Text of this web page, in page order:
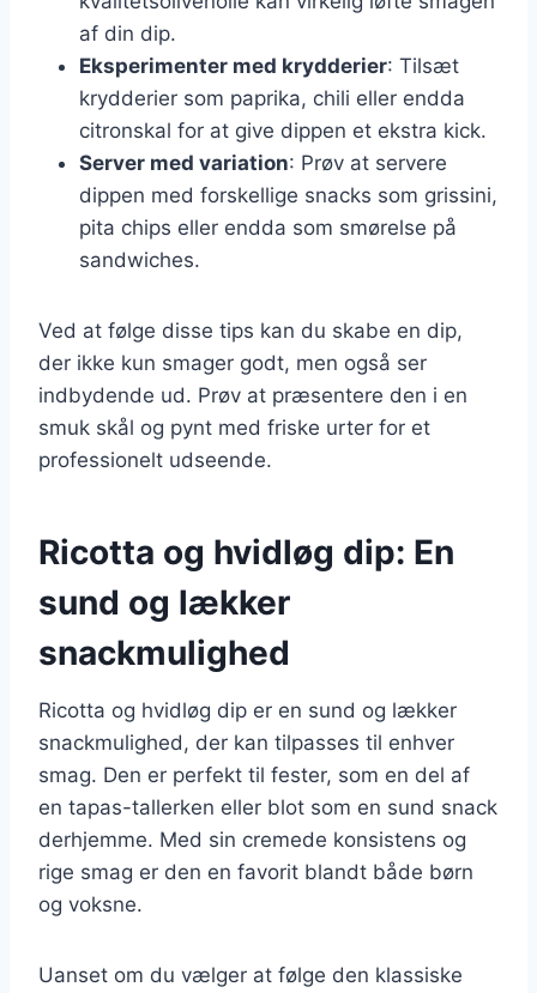
af din dip.
Eksperimenter med krydderier: Tilsæt
krydderier som paprika, chili eller endda
citronskal for at give dippen et ekstra kick.
Server med variation: Prøv at servere
dippen med forskellige snacks som grissini,
pita chips eller endda som smørelse på
sandwiches.
Ved at følge disse tips kan du skabe en dip,
der ikke kun smager godt, men også ser
indbydende ud. Prøv at præsentere den i en
smuk skål og pynt med friske urter for et
professionelt udseende.
Ricotta og hvidløg dip: En
sund og lækker
snackmulighed
Ricotta og hvidløg dip er en sund og lækker
snackmulighed, der kan tilpasses til enhver
smag. Den er perfekt til fester, som en del af
en tapas-tallerken eller blot som en sund snack
derhjemme. Med sin cremede konsistens og
rige smag er den en favorit blandt både børn
og voksne.
Uanset om du vælger at følge den klassiske